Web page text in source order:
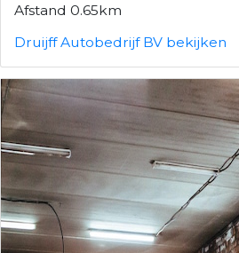
Afstand 0.65km
Druijff Autobedrijf BV bekijken